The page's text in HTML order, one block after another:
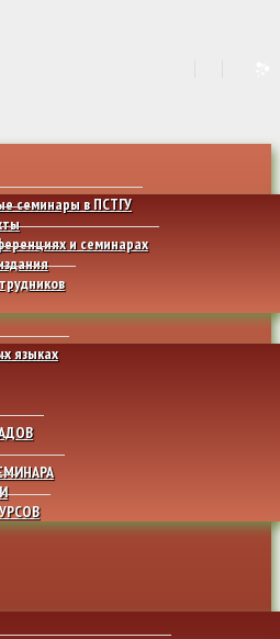
семинары в ПСТГУ
и семинарах
языках